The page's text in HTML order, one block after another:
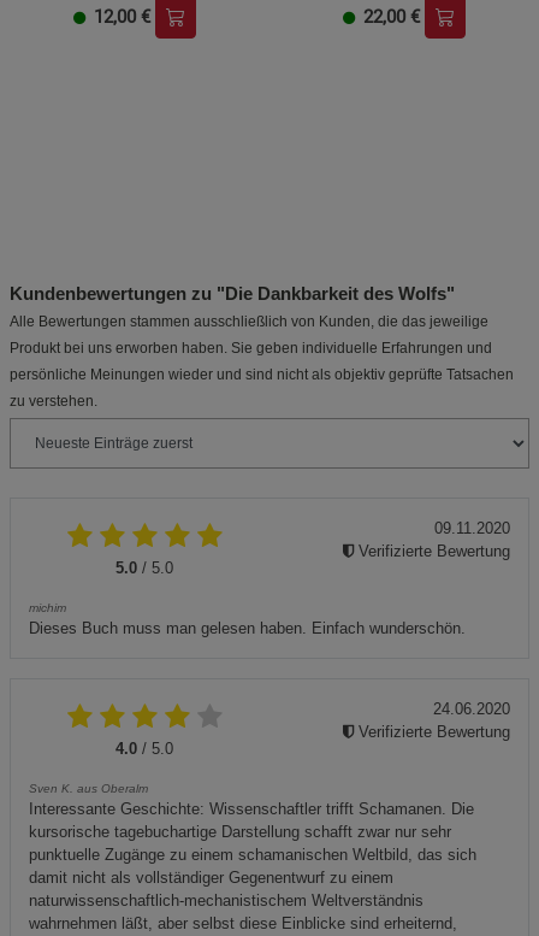
12,00 € 22,00 €
Kundenbewertungen zu "Die Dankbarkeit des Wolfs"
Alle Bewertungen stammen ausschließlich von Kunden, die das jeweilige
Produkt bei uns erworben haben. Sie geben individuelle Erfahrungen und
persönliche Meinungen wieder und sind nicht als objektiv geprüfte Tatsachen
zu verstehen.
5.0 / 5.0
michim
Dieses Buch muss man gelesen haben. Einfach wunderschön.
09.11.2020
Verifizierte Bewertung
4.0 / 5.0
Sven K. aus Oberalm
Interessante Geschichte: Wissenschaftler trifft Schamanen. Die
kursorische tagebuchartige Darstellung schafft zwar nur sehr
punktuelle Zugänge zu einem schamanischen Weltbild, das sich
damit nicht als vollständiger Gegenentwurf zu einem
naturwissenschaftlich-mechanistischem Weltverständnis
wahrnehmen läßt, aber selbst diese Einblicke sind erheiternd,
24.06.2020
Verifizierte Bewertung